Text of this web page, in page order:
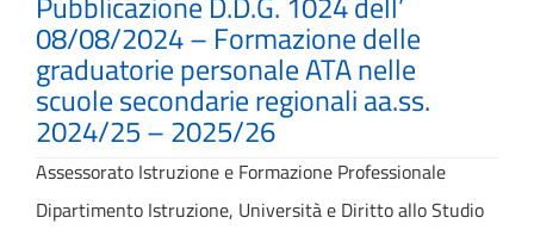
08/08/2024 – Formazione delle
graduatorie personale ATA nelle
scuole secondarie regionali aa.ss.
2024/25 – 2025/26
Assessorato Istruzione e Formazione Professionale
Dipartimento Istruzione, Università e Diritto allo Studio